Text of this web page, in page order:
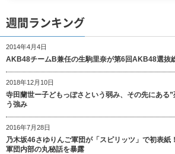
週間ランキング
2014年4月4日
AKB48チームB兼任の生駒里奈が第6回AKB48選抜
2018年12月10日
寺田蘭世ー子どもっぽさという弱み、その先にある
う強み
2016年7月28日
乃木坂46さゆりんご軍団が「スピリッツ」で初表紙
軍団内部の丸秘話を暴露